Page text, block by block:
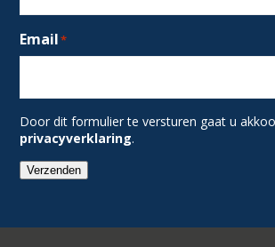
Email*
Door dit formulier te versturen gaat u
privacyverklaring.
Verzenden